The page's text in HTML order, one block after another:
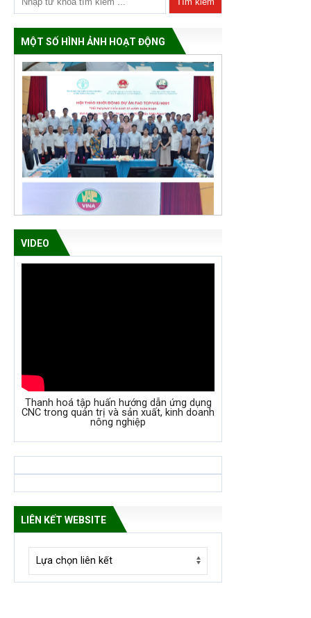
MỘT SỐ HÌNH ẢNH HOẠT ĐỘNG
VIDEO
Thanh hoá tập huấn hướng dẫn ứng dụng
CNC trong quản trị và sản xuất, kinh doanh
nông nghiệp
LIÊN KẾT WEBSITE